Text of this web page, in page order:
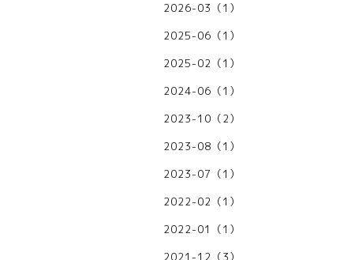
2026-03（1）
2025-06（1）
2025-02（1）
2024-06（1）
2023-10（2）
2023-08（1）
2023-07（1）
2022-02（1）
2022-01（1）
2021-12（3）